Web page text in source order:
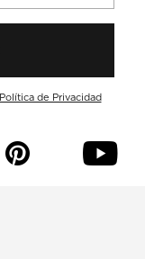
Política de Privacidad
p y